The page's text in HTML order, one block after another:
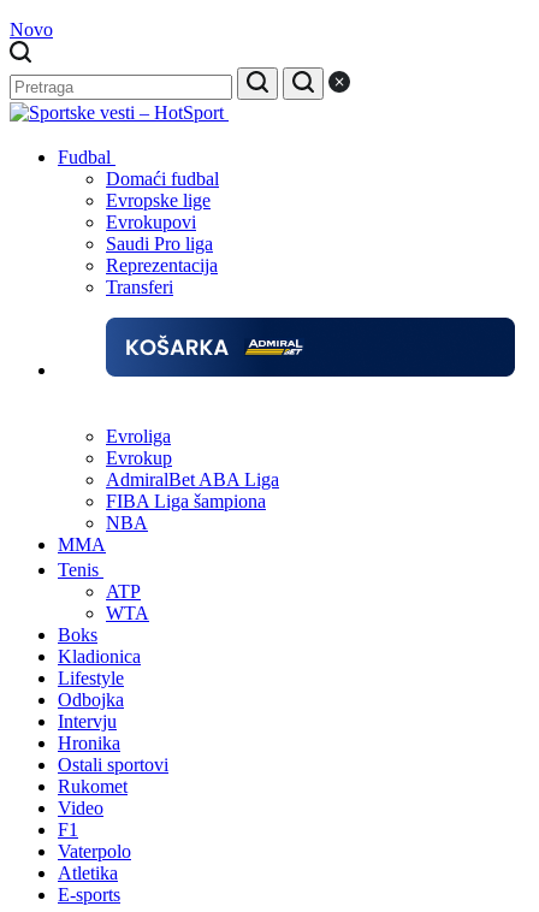
Novo
Fudbal
Domaći fudbal
Evropske lige
Evrokupovi
Saudi Pro liga
Reprezentacija
Transferi
Evroliga
Evrokup
AdmiralBet ABA Liga
FIBA Liga šampiona
NBA
MMA
Tenis
ATP
WTA
Boks
Kladionica
Lifestyle
Odbojka
Intervju
Hronika
Ostali sportovi
Rukomet
Video
F1
Vaterpolo
Atletika
E-sports